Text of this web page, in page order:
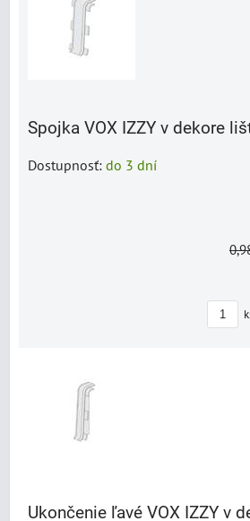
Spojka VOX IZZY v dekore
Dostupnosť: do 3 dní
Ukončenie ľavé VOX IZZY v